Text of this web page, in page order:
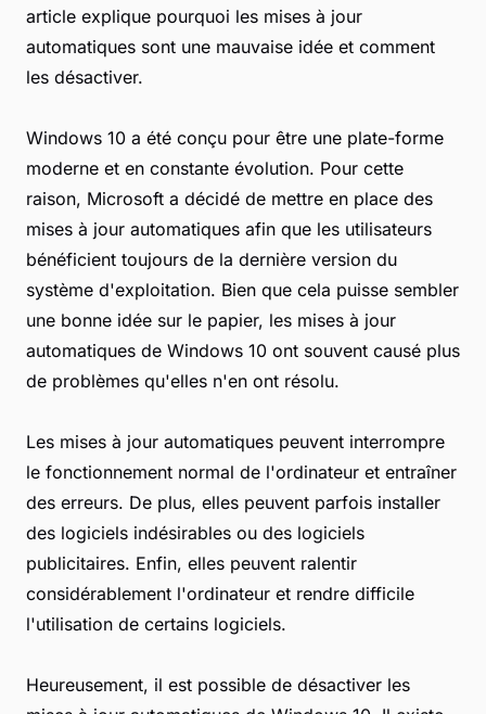
article explique pourquoi les mises à jour
automatiques sont une mauvaise idée et comment
les désactiver.
Windows 10 a été conçu pour être une plate-forme
moderne et en constante évolution. Pour cette
raison, Microsoft a décidé de mettre en place des
mises à jour automatiques afin que les utilisateurs
bénéficient toujours de la dernière version du
système d'exploitation. Bien que cela puisse sembler
une bonne idée sur le papier, les mises à jour
automatiques de Windows 10 ont souvent causé plus
de problèmes qu'elles n'en ont résolu.
Les mises à jour automatiques peuvent interrompre
le fonctionnement normal de l'ordinateur et entraîner
des erreurs. De plus, elles peuvent parfois installer
des logiciels indésirables ou des logiciels
publicitaires. Enfin, elles peuvent ralentir
considérablement l'ordinateur et rendre difficile
l'utilisation de certains logiciels.
Heureusement, il est possible de désactiver les